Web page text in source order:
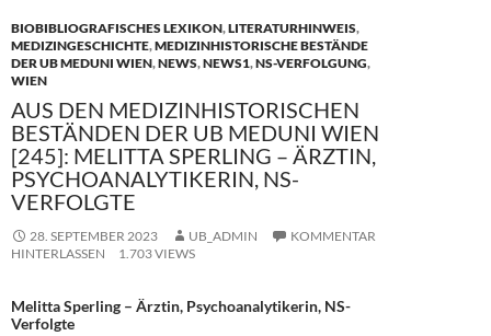
BIOBIBLIOGRAFISCHES LEXIKON,LITERATURHINWEIS,
MEDIZINGESCHICHTE,MEDIZINHISTORISCHE BESTÄNDE
DER UB MEDUNI WIEN,NEWS,NEWS1,NS-VERFOLGUNG,
WIEN
AUS DEN MEDIZINHISTORISCHEN
BESTÄNDEN DER UB MEDUNI WIEN
[245]: MELITTA SPERLING – ÄRZTIN,
PSYCHOANALYTIKERIN, NS-
VERFOLGTE
28. SEPTEMBER 2023 UB_ADMIN
KOMMENTAR
HINTERLASSEN
1.703 VIEWS
Melitta Sperling – Ärztin, Psychoanalytikerin, NS-
Verfolgte